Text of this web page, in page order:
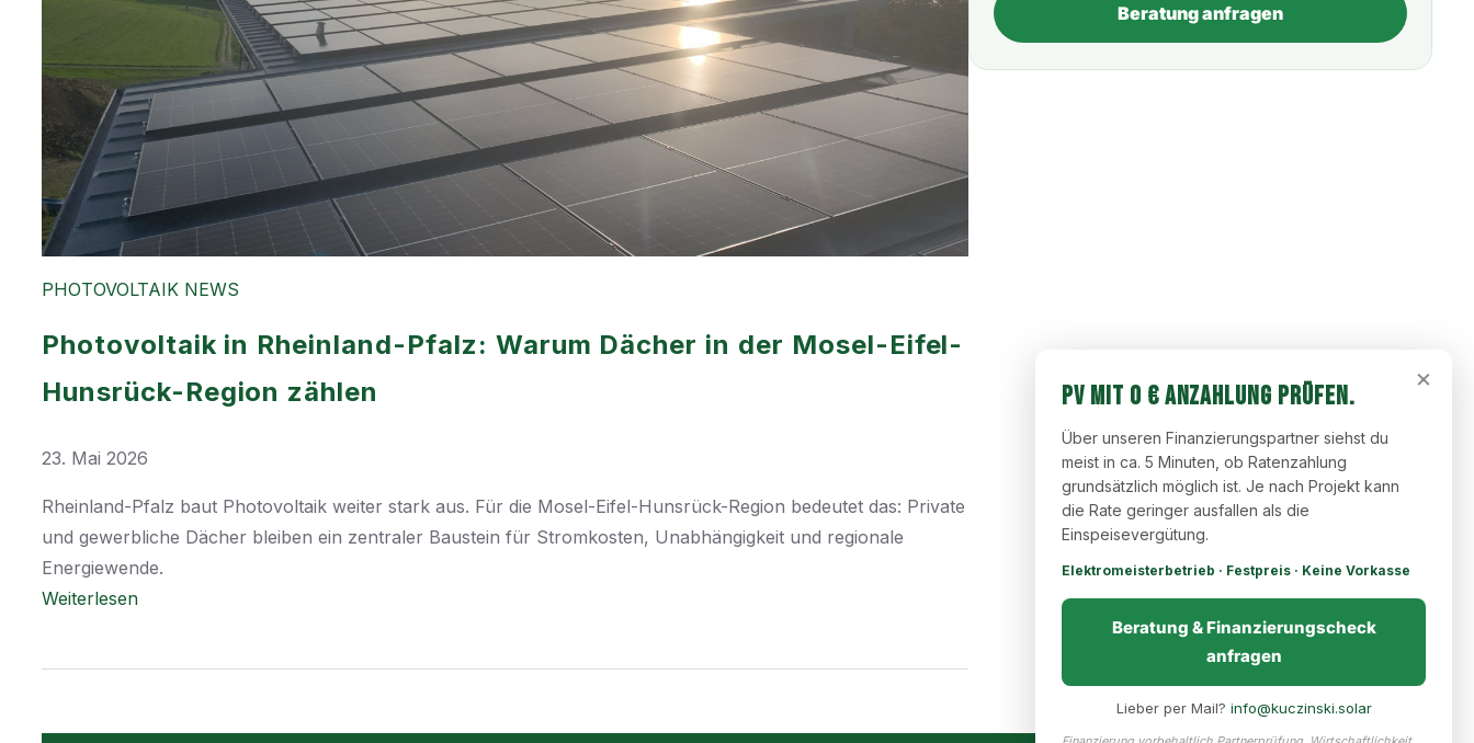
PHOTOVOLTAIK NEWS
Photovoltaik in Rheinland-Pfalz: Warum Dächer in der Mosel-Eifel-
Hunsrück-Region zählen
23. Mai 2026
Rheinland-Pfalz baut Photovoltaik weiter stark aus. Für die Mosel-Eifel-Hunsrück-Region bedeutet das: Private
und gewerbliche Dächer bleiben ein zentraler Baustein für Stromkosten, Unabhängigkeit und regionale
Energiewende.
Weiterlesen:
Beratung anfragen
×
PV mit 0 € Anzahlung prüfen.
Über unseren Finanzierungspartner siehst du
meist in ca. 5 Minuten, ob Ratenzahlung
grundsätzlich möglich ist. Je nach Projekt kann
die Rate geringer ausfallen als die
Einspeisevergütung.
Elektromeisterbetrieb · Festpreis · Keine Vorkasse
Beratung & Finanzierungscheck
anfragen
Lieber per Mail? info@kuczinski.solar